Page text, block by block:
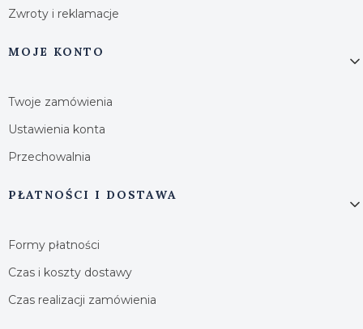
Zwroty i reklamacje
MOJE KONTO
Twoje zamówienia
Ustawienia konta
Przechowalnia
PŁATNOŚCI I DOSTAWA
Formy płatności
Czas i koszty dostawy
Czas realizacji zamówienia